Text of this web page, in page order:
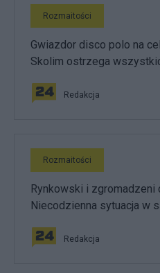
Rozmaitości
Gwiazdor disco polo na
Skolim ostrzega
Redakcja
Rozmaitości
Rynkowski i zgromadzeni
Niecodzienna sytuacja w
Redakcja